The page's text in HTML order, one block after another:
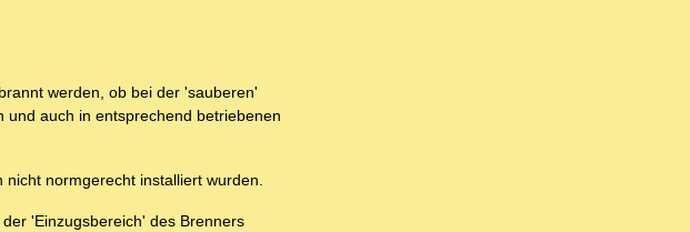
werden, ob bei der 'sauberen'
auch in entsprechend betriebenen
normgerecht installiert wurden.
'Einzugsbereich' des Brenners